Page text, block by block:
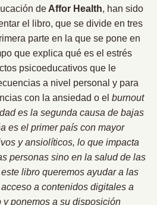
deAffor Health, han sido
el libro, que se divide en tres
parte en la que se pone en
que explica qué es el estrés
psicoeducativos que le
a nivel personal y para
con la ansiedad o el burnout
es la segunda causa de bajas
es el primer país con mayor
y ansiolíticos, lo que impacta
personas sino en la salud de las
libro queremos ayudar a las
a contenidos digitales a
ponemos a su disposición